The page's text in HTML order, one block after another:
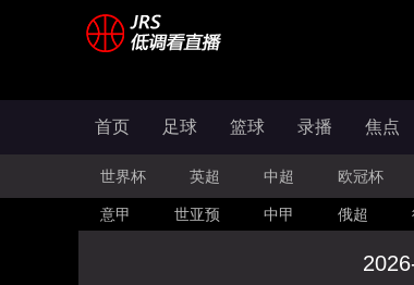
首页 足球 篮球 录播 焦点
世界杯 英超 中超 欧冠杯
意甲 世亚预 中甲 俄超